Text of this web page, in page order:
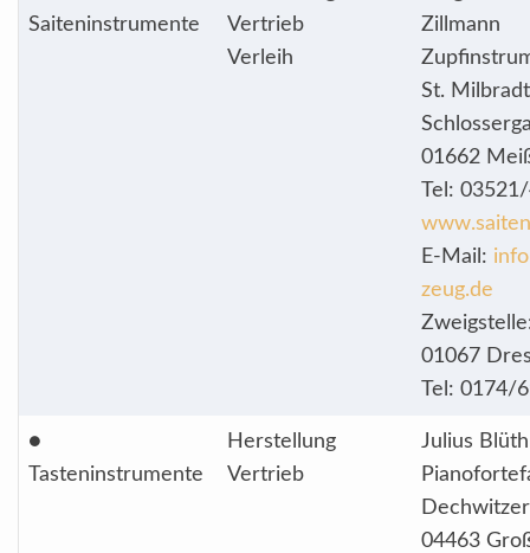
Saiteninstrumente
Vertrieb
Verleih
Zillmann
St. Milbradt
01662
Tel:
E-Mail:
zeug.de
01067
Tel: 0174/
●
Tasteninstrumente
Herstellung
Vertrieb
Julius
04463